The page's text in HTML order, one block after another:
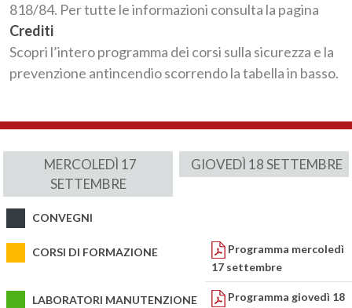
818/84. Per tutte le informazioni consulta la pagina
Crediti
Scopri l’intero programma dei corsi sulla sicurezza e la
prevenzione antincendio scorrendo la tabella in basso.
MERCOLEDÌ 17
SETTEMBRE
GIOVEDÌ 18 SETTEMBRE
CONVEGNI
CORSI DI FORMAZIONE
Programma mercoledì
17 settembre
LABORATORI MANUTENZIONE
Programma giovedì 18